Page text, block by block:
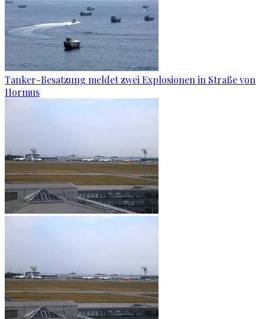
Tanker-Besatzung meldet zwei Explosionen in Straße von
Hormus